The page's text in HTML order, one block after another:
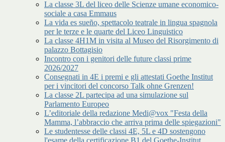
La classe 3L del liceo delle Scienze umane economico-
sociale a casa Emmaus
La vida es sueño, spettacolo teatrale in lingua spagnola
per le terze e le quarte del Liceo Linguistico
La classe 4H1M in visita al Museo del Risorgimento di
palazzo Bottagisio
Incontro con i genitori delle future classi prime
2026/2027
Consegnati in 4E i premi e gli attestati Goethe Institut
per i vincitori del concorso Talk ohne Grenzen!
La classe 2L partecipa ad una simulazione sul
Parlamento Europeo
L’editoriale della redazione Medi@vox "Festa della
Mamma, l’abbraccio che arriva prima delle spiegazioni"
Le studentesse delle classi 4E, 5L e 4D sostengono